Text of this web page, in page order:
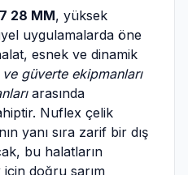
28 MM, yüksek
uygulamalarda öne
esnek ve dinamik
güverte ekipmanları
arasında
Nuflex çelik
yanı sıra zarif bir dış
bu halatların
için doğru sarım